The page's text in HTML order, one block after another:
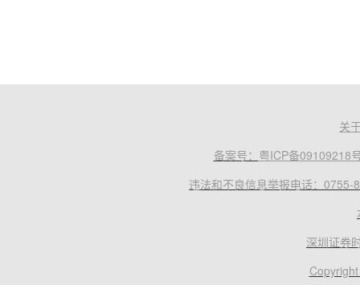
关
备案号： 粤ICP备09109218
违法和不良信息举报电话：0755-
深圳证券